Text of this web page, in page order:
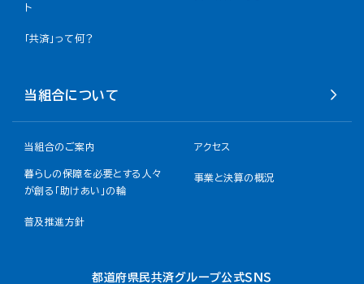
ト
「共済」って何？
当組合について
当組合のご案内 アクセス
暮らしの保障を必要とする人々
が創る「助けあい」の輪
事業と決算の概況
普及推進方針
都道府県民共済グループ公式ＳＮＳ